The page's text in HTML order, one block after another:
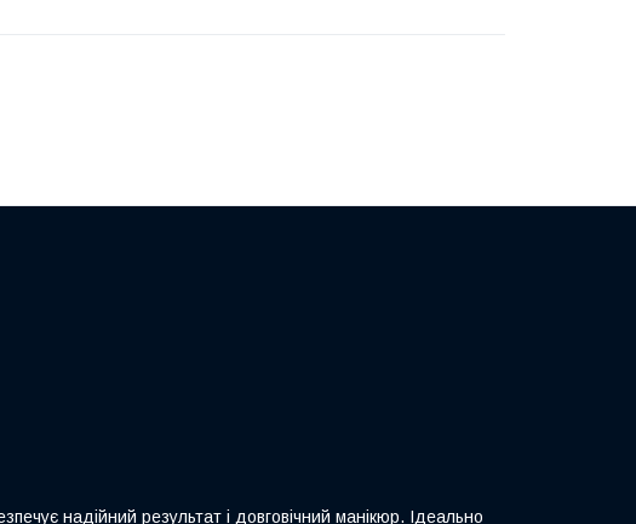
надійний результат і довговічний манікюр. Ідеально